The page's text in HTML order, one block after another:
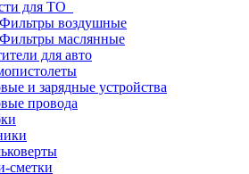
для ТО
Фильтры воздушные
Фильтры маслянные
для авто
и зарядные устройства
провода
сметки